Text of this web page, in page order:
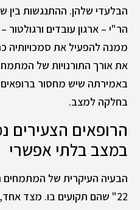
הבלעדי שלהן. ההתנגשות בין
הר"י – ארגון עובדים ורגולטור
ממנה להפעיל את סמכויותיה
את אורך התורנויות של
באמירתה שיש מחסור
בחלקה למצב.
הרופאים הצעירים
במצב בלתי אפשרי
הבעיה העיקרית של המתמחים
22" שהם תקועים בו. מצד